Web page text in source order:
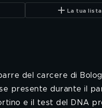
La tua lista
del carcere di
presente durante il
e il test del DNA